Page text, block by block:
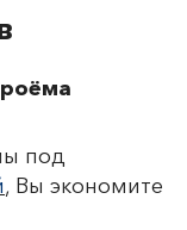
под
, Вы экономите